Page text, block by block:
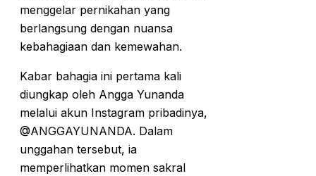
menggelar pernikahan yang
berlangsung dengan nuansa
kebahagiaan dan kemewahan.
Kabar bahagia ini pertama kali
diungkap oleh Angga Yunanda
melalui akun Instagram pribadinya,
@ANGGAYUNANDA. Dalam
unggahan tersebut, ia
memperlihatkan momen sakral